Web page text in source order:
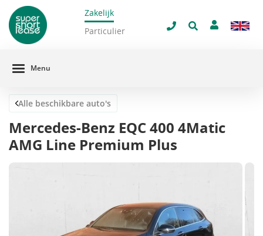
Zakelijk
Particulier
Menu
Alle beschikbare auto's
Mercedes-Benz EQC 400 4Matic
AMG Line Premium Plus
Sluit